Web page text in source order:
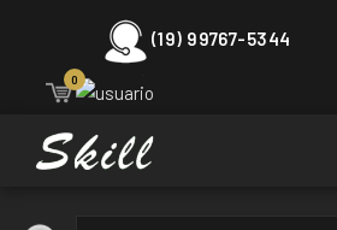
(19) 99767-5344
0